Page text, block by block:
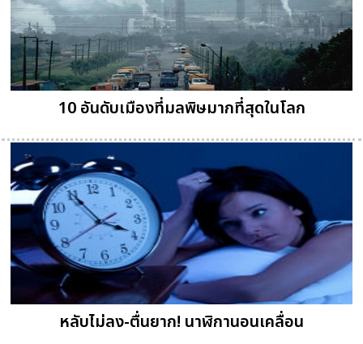
10 อันดับเมืองที่มลพิษมากที่สุดในโลก
หลับไม่ลง-ตื่นยาก! นาฬิกานอนเคลื่อน